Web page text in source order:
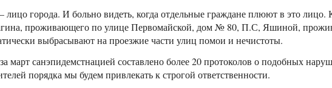
лицо города. И больно видеть, когда отдельные граждане плюют в это
проживающего по улице Первомайской, дом № 80, П.С, Яшиной,
выбрасывают на проезжие части улиц помои и нечистоты.
март санэпидемстнацией составлено более 20 протоколов о подобных
порядка мы будем привлекать к строгой ответственности.